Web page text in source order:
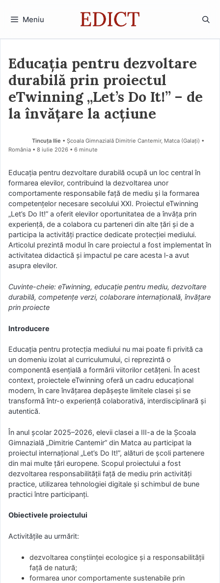
Meniu
Educația pentru dezvoltare
durabilă prin proiectul
eTwinning „Let’s Do It!” – de
la învățare la acțiune
Tincuța Ilie • Școala Gimnazială Dimitrie Cantemir, Matca (Galaţi) •
România
8 iulie 2026 • 6 minute
Educația pentru dezvoltare durabilă ocupă un loc central în
formarea elevilor, contribuind la dezvoltarea unor
comportamente responsabile față de mediu și la formarea
competențelor necesare secolului XXI. Proiectul eTwinning
„Let’s Do It!” a oferit elevilor oportunitatea de a învăța prin
experiență, de a colabora cu parteneri din alte țări și de a
participa la activități practice dedicate protecției mediului.
Articolul prezintă modul în care proiectul a fost implementat în
activitatea didactică și impactul pe care acesta l-a avut
asupra elevilor.
Cuvinte-cheie: eTwinning, educație pentru mediu, dezvoltare
durabilă, competențe verzi, colaborare internațională, învățare
prin proiecte
Introducere
Educația pentru protecția mediului nu mai poate fi privită ca
un domeniu izolat al curriculumului, ci reprezintă o
componentă esențială a formării viitorilor cetățeni. În acest
context, proiectele eTwinning oferă un cadru educațional
modern, în care învățarea depășește limitele clasei și se
transformă într-o experiență colaborativă, interdisciplinară și
autentică.
În anul școlar 2025–2026, elevii clasei a III-a de la Școala
Gimnazială „Dimitrie Cantemir” din Matca au participat la
proiectul internațional „Let’s Do It!”, alături de școli partenere
din mai multe țări europene. Scopul proiectului a fost
dezvoltarea responsabilității față de mediu prin activități
practice, utilizarea tehnologiei digitale și schimbul de bune
practici între participanți.
Obiectivele proiectului
Activitățile au urmărit:
dezvoltarea conștiinței ecologice și a responsabilității
față de natură;
formarea unor comportamente sustenabile prin